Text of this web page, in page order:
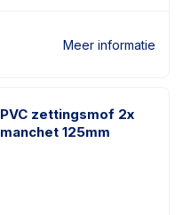
Meer informatie
PVC zettingsmof 2x
manchet 125mm